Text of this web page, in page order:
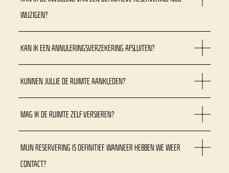
WIJZIGEN?
KAN IK EEN ANNULERINGSVERZEKERING AFSLUITEN?
KUNNEN JULLIE DE RUIMTE AANKLEDEN?
MAG IK DE RUIMTE ZELF VERSIEREN?
MIJN RESERVERING IS DEFINITIEF. WANNEER HEBBEN WE WEER
CONTACT?